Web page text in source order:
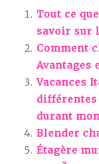
Tout ce
savoir sur
Comment
Avantages
Vacances
durant
Blender
Étagère